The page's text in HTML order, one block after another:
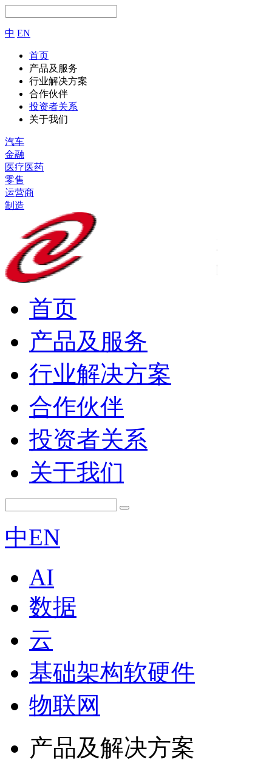
中 EN
首页
产品及服务
行业解决方案
合作伙伴
投资者关系
关于我们
汽车
金融
医疗医药
零售
运营商
制造
首页
产品及服务
行业解决方案
合作伙伴
投资者关系
关于我们
中EN
AI
数据
云
基础架构软硬件
物联网
产品及解决方案